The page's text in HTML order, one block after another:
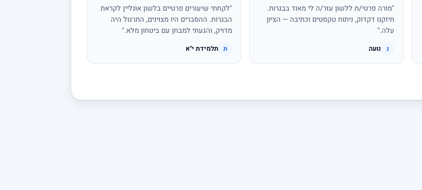
"מורה פרטי/ת ללשון עזר/ה לי מאוד בבגרות.
חיזקנו דקדוק, ניתוח טקסטים וכתיבה — הציון
עלה."
נ נועה
"לקחתי שיעורים פרטיים בלשון אונליין לקראת
הבגרות. ההסברים היו מצוינים, התרגול היה
מדויק, והגעתי למבחן עם ביטחון מלא."
ת תלמידת י"א